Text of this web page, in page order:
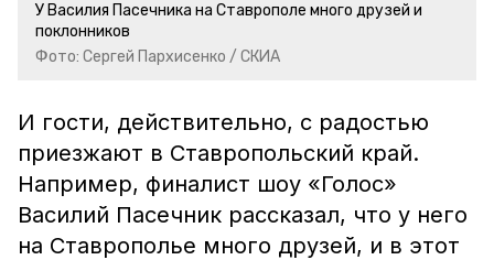
У Василия Пасечника на Ставрополе много друзей и
поклонников
Фото: Сергей Пархисенко / СКИА
И гости, действительно, с радостью
приезжают в Ставропольский край.
Например, финалист шоу «Голос»
Василий Пасечник рассказал, что у него
на Ставрополье много друзей, и в этот